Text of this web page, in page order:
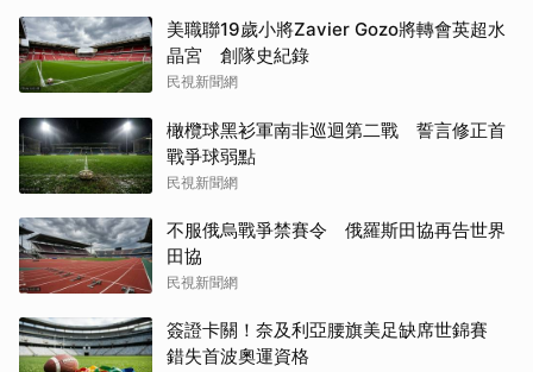
美職聯19歲小將Zavier Gozo將轉會英超水
晶宮 創隊史紀錄
民視新聞網
橄欖球黑衫軍南非巡迴第二戰 誓言修正首
戰爭球弱點
民視新聞網
不服俄烏戰爭禁賽令 俄羅斯田協再告世界
田協
民視新聞網
簽證卡關！奈及利亞腰旗美足缺席世錦賽
錯失首波奧運資格